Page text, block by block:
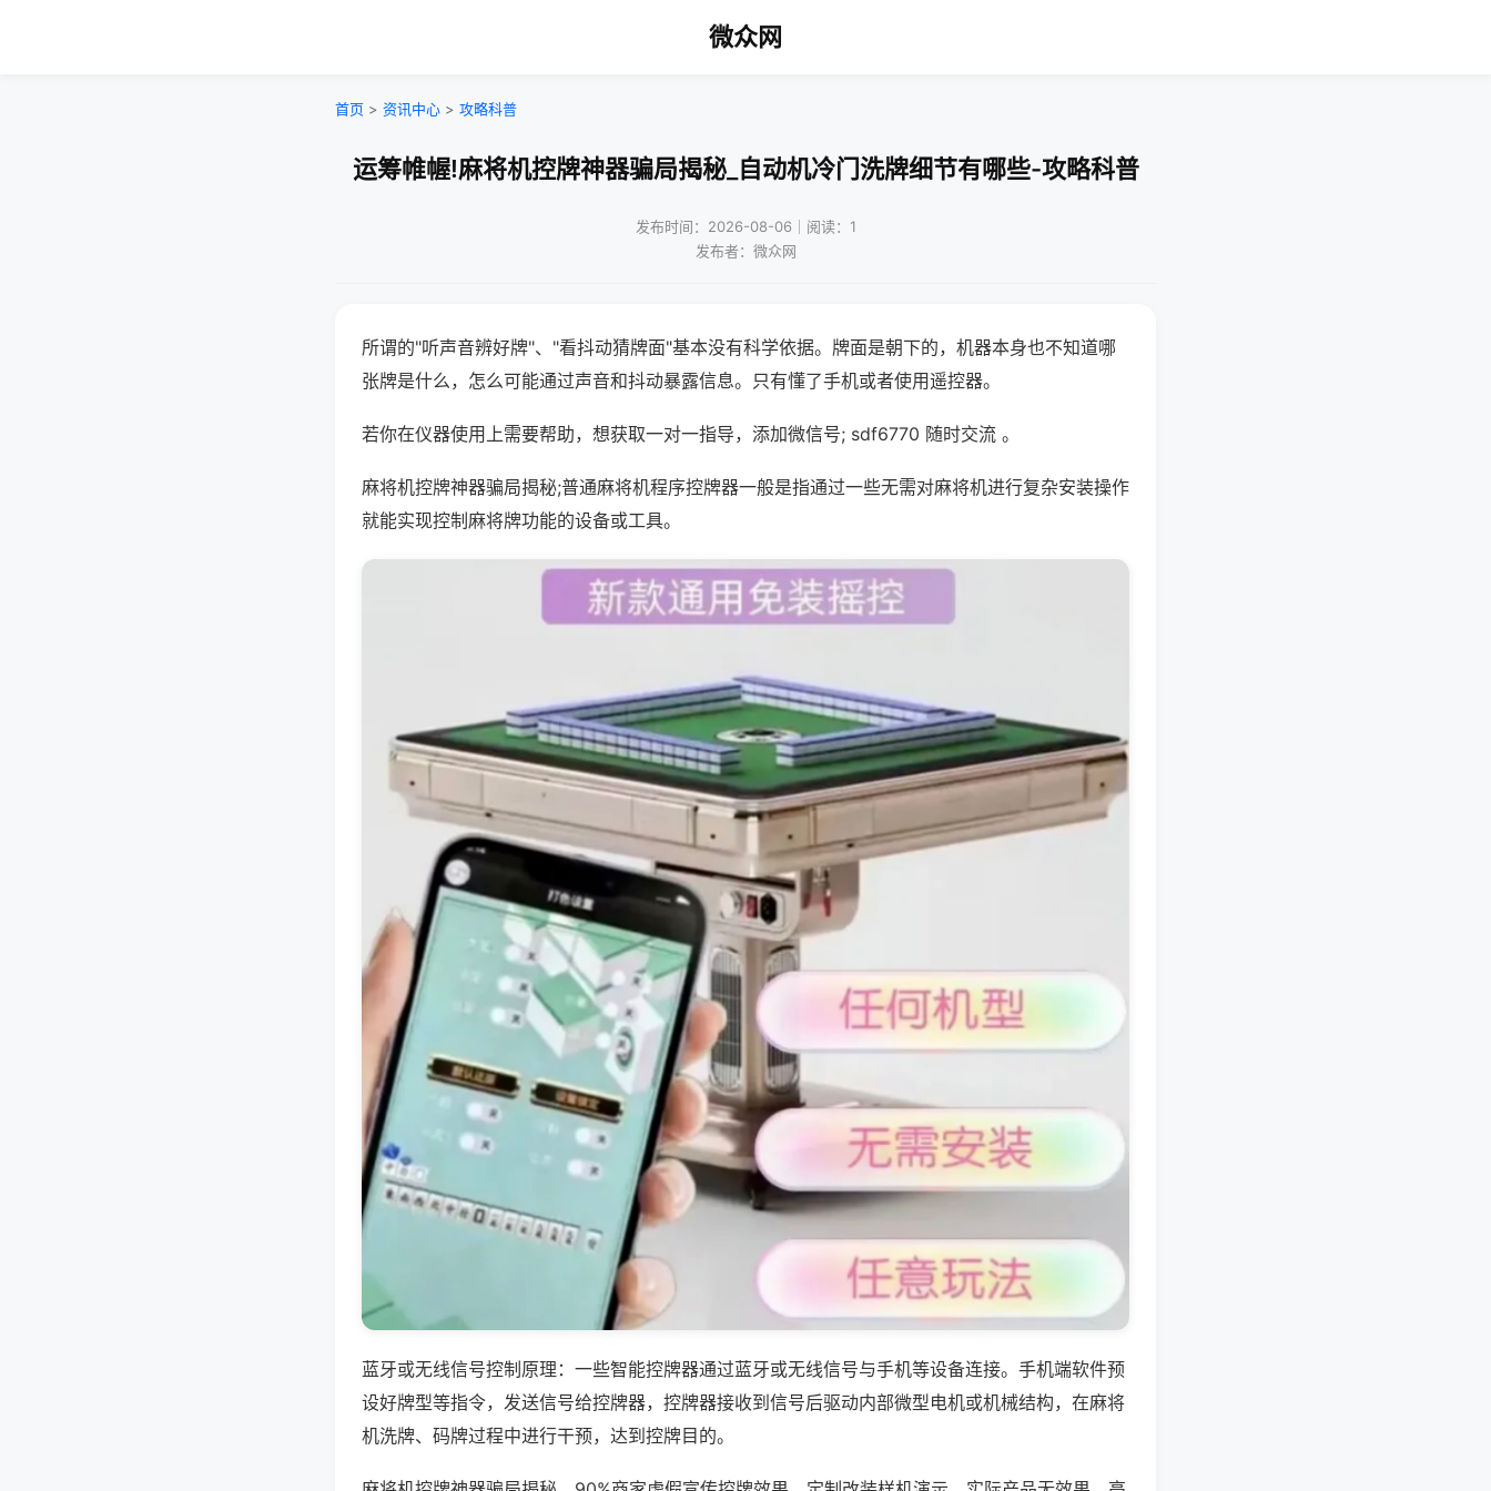
微众网
首页 > 资讯中心 > 攻略科普
运筹帷幄!麻将机控牌神器骗局揭秘_自动机冷门洗牌细节有哪些-攻略科普
发布时间：2026-08-06｜阅读：1
发布者：微众网
所谓的"听声音辨好牌"、"看抖动猜牌面"基本没有科学依据。牌面是朝下的，机器本身也不知道哪
张牌是什么，怎么可能通过声音和抖动暴露信息。只有懂了手机或者使用遥控器。
若你在仪器使用上需要帮助，想获取一对一指导，添加微信号; sdf6770 随时交流 。
麻将机控牌神器骗局揭秘;普通麻将机程序控牌器一般是指通过一些无需对麻将机进行复杂安装操作
就能实现控制麻将牌功能的设备或工具。
蓝牙或无线信号控制原理：一些智能控牌器通过蓝牙或无线信号与手机等设备连接。手机端软件预
设好牌型等指令，发送信号给控牌器，控牌器接收到信号后驱动内部微型电机或机械结构，在麻将
机洗牌、码牌过程中进行干预，达到控牌目的。